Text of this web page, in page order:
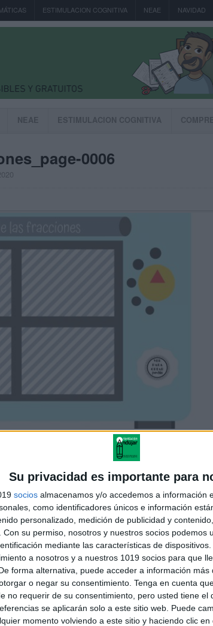
Su privacidad es importante para
socios almacenamos y/o accedemos a información
como identificadores únicos e información
personalizado, medición de publicidad y
Con su permiso, nosotros y nuestros socios podemos
mediante las características de
a nosotros y a nuestros 1019 socios para que
forma alternativa, puede acceder a información más
o negar su consentimiento. Tenga en cuenta
no requerir de su consentimiento, pero usted tiene el
se aplicarán solo a este sitio web. Puede
momento volviendo a este sitio y haciendo clic
ESTIMULACION COGNITIVA NEAE NAVIDAD
NEAE ESTIMULACION COGNITIVA
0006